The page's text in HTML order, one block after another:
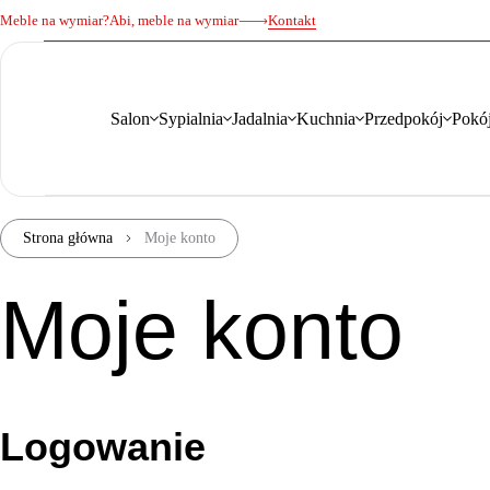
Meble na wymiar?Abi, meble na wymiar Kontakt
Salon Sypialnia Jadalnia Kuchnia Przedpokój
Strona główna Moje konto
Moje konto
Logowanie